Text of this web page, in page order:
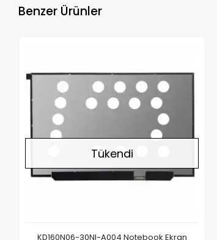
Benzer Ürünler
Tükendi
KD160N06-30NI-A004 Notebook Ekran